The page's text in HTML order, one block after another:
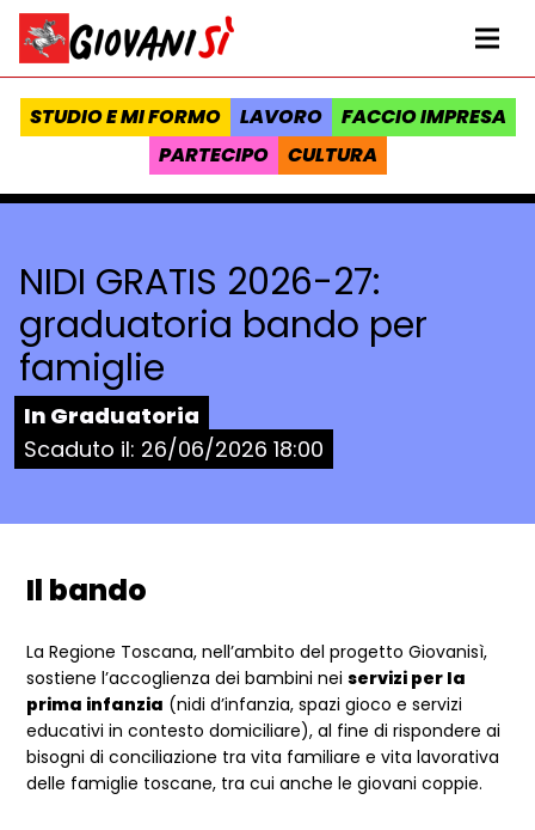
Vai al contenuto
Homepage Giovanisì - Progetto della Regione Toscana
STUDIO E MI FORMO LAVORO
FACCIO IMPRESA
PARTECIPO
CULTURA
NIDI GRATIS 2026-27:
graduatoria bando per
famiglie
Stato:
In Graduatoria
Scaduto il: 26/06/2026 18:00
Il bando
La Regione Toscana, nell’ambito del progetto Giovanisì,
sostiene l’accoglienza dei bambini nei servizi per la
prima infanzia (nidi d’infanzia, spazi gioco e servizi
educativi in contesto domiciliare), al fine di rispondere ai
bisogni di conciliazione tra vita familiare e vita lavorativa
delle famiglie toscane, tra cui anche le giovani coppie.